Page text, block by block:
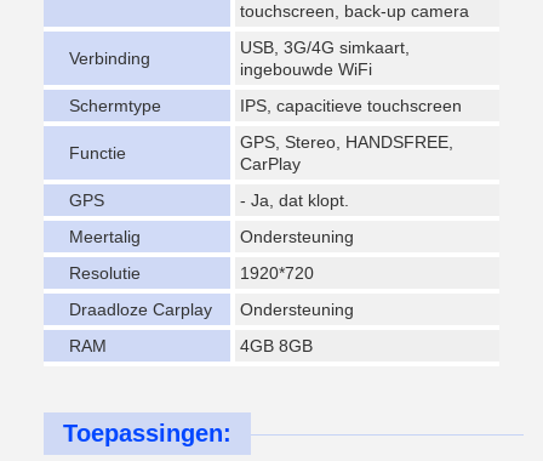
touchscreen, back-up camera
Verbinding
USB, 3G/4G simkaart,
ingebouwde WiFi
Schermtype
IPS, capacitieve touchscreen
Functie
GPS, Stereo, HANDSFREE,
CarPlay
GPS
- Ja, dat klopt.
Meertalig
Ondersteuning
Resolutie
1920*720
Draadloze Carplay
Ondersteuning
RAM
4GB 8GB
Toepassingen: